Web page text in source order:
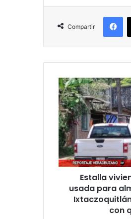
Compartir
Estalla
vivienda
presuntamente
usada
para
almacenar
pirotecnia
en
Ixtaczoquitlán;
hombre
terminó
Estalla
usada para
con